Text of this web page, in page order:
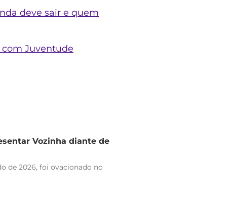
deve sair e quem
Juventude
Vozinha diante de
de 2026, foi ovacionado no